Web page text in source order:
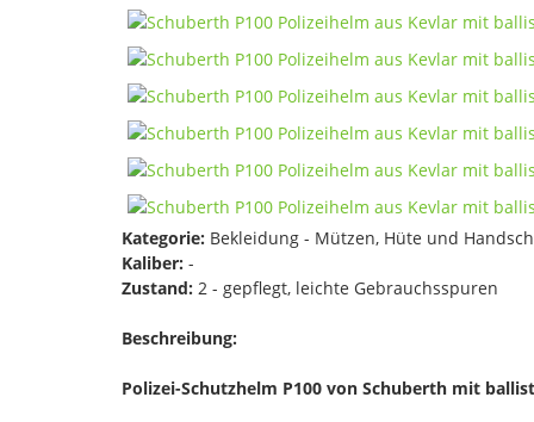
Kategorie: Bekleidung - Mützen, Hüte und
Kaliber: -
Zustand: 2 - gepflegt, leichte Gebrauchsspuren
Beschreibung:
Polizei-Schutzhelm P100 von Schuberth mit